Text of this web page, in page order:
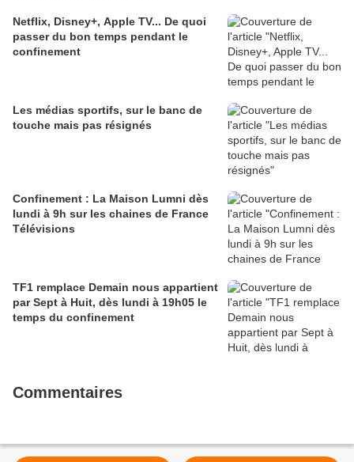
Netflix, Disney+, Apple TV... De quoi
passer du bon temps pendant le
confinement
Les médias sportifs, sur le banc de
touche mais pas résignés
Confinement : La Maison Lumni dès
lundi à 9h sur les chaines de France
Télévisions
TF1 remplace Demain nous appartient
par Sept à Huit, dès lundi à 19h05 le
temps du confinement
Commentaires